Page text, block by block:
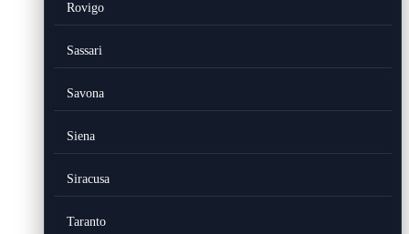
Rovigo
Sassari
Savona
Siena
Siracusa
Taranto